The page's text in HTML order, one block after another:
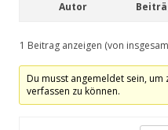
Autor
1 Beitrag anzeigen (von
Du musst angemeldet sein,
verfassen zu können.